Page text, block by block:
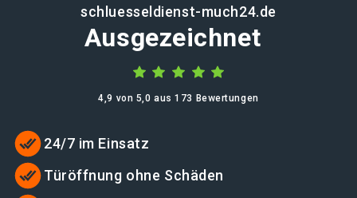
schluesseldienst-much24.de
Ausgezeichnet
4,9 von 5,0 aus 173 Bewertungen
24/7 im Einsatz
Türöffnung ohne Schäden